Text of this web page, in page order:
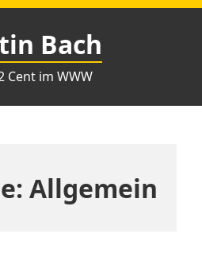
Bach
Cent im WWW
Allgemein